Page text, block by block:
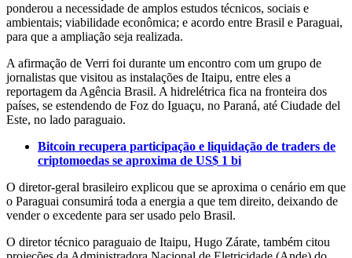
ponderou a necessidade de amplos estudos técnicos, sociais e
ambientais; viabilidade econômica; e acordo entre Brasil e Paraguai,
para que a ampliação seja realizada.
A afirmação de Verri foi durante um encontro com um grupo de
jornalistas que visitou as instalações de Itaipu, entre eles a
reportagem da Agência Brasil. A hidrelétrica fica na fronteira dos
países, se estendendo de Foz do Iguaçu, no Paraná, até Ciudade del
Este, no lado paraguaio.
Bitcoin recupera participação e liquidação de traders de
criptomoedas se aproxima de US$ 1 bi
O diretor-geral brasileiro explicou que se aproxima o cenário em que
o Paraguai consumirá toda a energia a que tem direito, deixando de
vender o excedente para ser usado pelo Brasil.
O diretor técnico paraguaio de Itaipu, Hugo Zárate, também citou